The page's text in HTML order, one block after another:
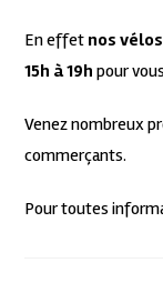
En effet nos
15h à 19h pour
Venez nombreux
commerçants.
Pour toutes